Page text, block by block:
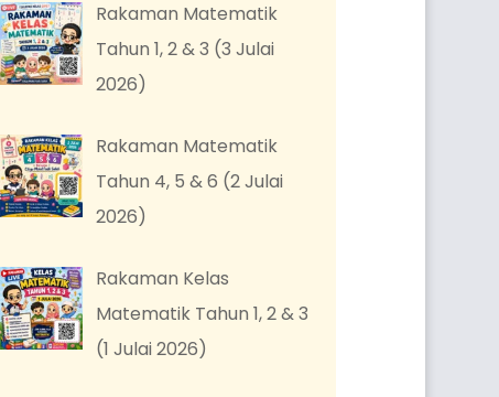
Rakaman Matematik
Tahun 1, 2 & 3 (3 Julai
2026)
Rakaman Matematik
Tahun 4, 5 & 6 (2 Julai
2026)
Rakaman Kelas
Matematik Tahun 1, 2 & 3
(1 Julai 2026)